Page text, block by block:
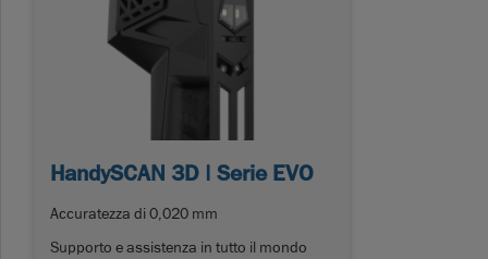
HandySCAN 3D | Serie EVO
Accuratezza di 0,020 mm
Supporto e assistenza in tutto il mondo